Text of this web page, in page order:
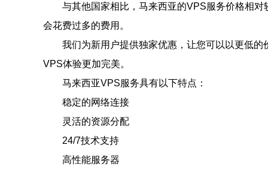
与其他国家相比，马来西亚的VPS服务价格相
会花费过多的费用。
我们为新用户提供独家优惠，让您可以以更低
VPS体验更加完美。
马来西亚VPS服务具有以下特点：
稳定的网络连接
灵活的资源分配
24/7技术支持
高性能服务器